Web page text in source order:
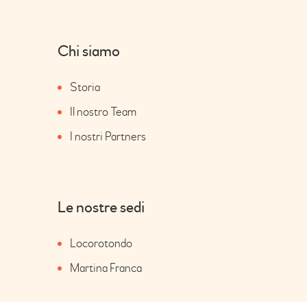
Chi siamo
Storia
Il nostro Team
I nostri Partners
Le nostre sedi
Locorotondo
Martina Franca